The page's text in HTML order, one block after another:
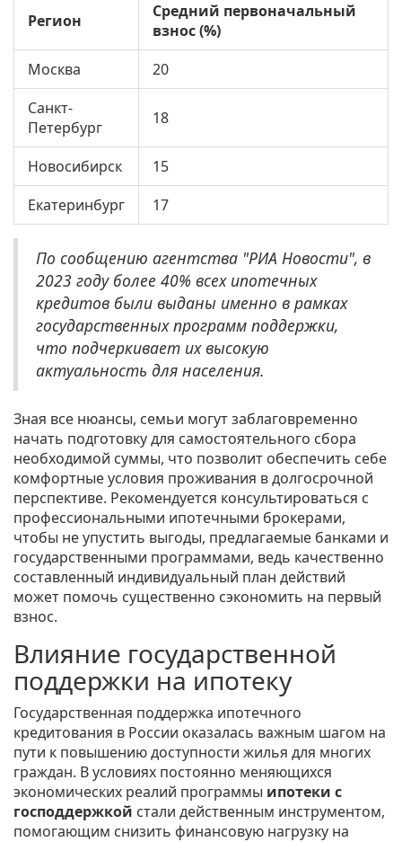
Регион
Средний первоначальный
взнос (%)
Москва
20
Санкт-
Петербург
18
Новосибирск
15
Екатеринбург
17
По сообщению агентства "РИА Новости", в
2023 году более 40% всех ипотечных
кредитов были выданы именно в рамках
государственных программ поддержки,
что подчеркивает их высокую
актуальность для населения.
Зная все нюансы, семьи могут заблаговременно
начать подготовку для самостоятельного сбора
необходимой суммы, что позволит обеспечить себе
комфортные условия проживания в долгосрочной
перспективе. Рекомендуется консультироваться с
профессиональными ипотечными брокерами,
чтобы не упустить выгоды, предлагаемые банками и
государственными программами, ведь качественно
составленный индивидуальный план действий
может помочь существенно сэкономить на первый
взнос.
Влияние государственной
поддержки на ипотеку
Государственная поддержка ипотечного
кредитования в России оказалась важным шагом на
пути к повышению доступности жилья для многих
граждан. В условиях постоянно меняющихся
экономических реалий программы ипотеки с
господдержкой стали действенным инструментом,
помогающим снизить финансовую нагрузку на